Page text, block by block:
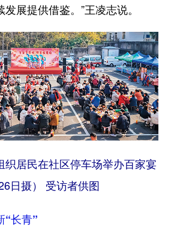
展提供借鉴。”王凌志说。
织居民在社区停车场举办百家宴
日摄） 受访者供图
长青”